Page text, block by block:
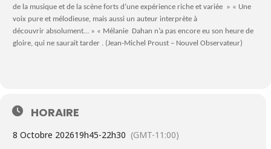
de la musique et de la scène forts d’une expérience riche et variée » « Une
voix pure et mélodieuse, mais aussi un auteur interprète à
découvrir absolument… » « Mélanie Dahan n’a pas encore eu son heure de
gloire, qui ne saurait tarder . (Jean-Michel Proust – Nouvel Observateur)
HORAIRE
8 Octobre 202619h45-22h30 (GMT-11:00)